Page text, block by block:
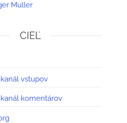
Muller
CIEĽ
vstupov
komentárov